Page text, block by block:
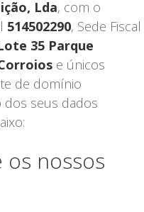
Lda, com o
514502290, Sede Fiscal
35 Parque
e únicos
de domínio
seus dados
nossos